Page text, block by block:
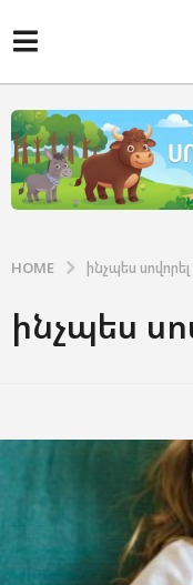
HOME ինչպես
ինչպես